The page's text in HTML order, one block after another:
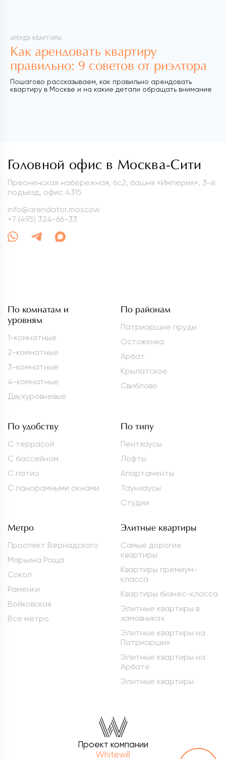
АРЕНДА КВАРТИРЫ
Как арендовать квартиру
правильно: 9 советов от риэлтора
Пошагово рассказываем, как правильно арендовать
квартиру в Москве и на какие детали обращать внимание
Головной офис в Москва-Сити
Пресненская набережная, 6с2, башня «Империя», 3-й
подъезд, офис 4315
info@arendator.moscow
+7 (495) 324-66-33
По комнатам и
уровням
1-комнатные
2-комнатные
3-комнатные
4-комнатные
Двухуровневые
По районам
Патриаршие пруды
Остоженка
Арбат
Крылатское
Свиблово
По удобству
С террасой
С бассейном
С патио
С панорамными окнами
По типу
Пентхаусы
Лофты
Апартаменты
Таунхаусы
Студии
Метро
Проспект Вернадского
Марьина Роща
Сокол
Раменки
Войковская
Все метро
Элитные квартиры
Самые дорогие
квартиры
Квартиры премиум-
класса
Квартиры бизнес-класса
Элитные квартиры в
хамовниках
Элитные квартиры на
Патриарших
Элитные квартиры на
Арбате
Элитные квартиры
Проект компании
Whitewill